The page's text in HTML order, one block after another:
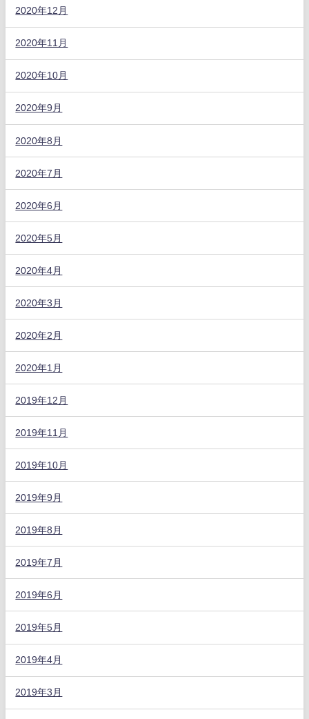
2020年12月
2020年11月
2020年10月
2020年9月
2020年8月
2020年7月
2020年6月
2020年5月
2020年4月
2020年3月
2020年2月
2020年1月
2019年12月
2019年11月
2019年10月
2019年9月
2019年8月
2019年7月
2019年6月
2019年5月
2019年4月
2019年3月